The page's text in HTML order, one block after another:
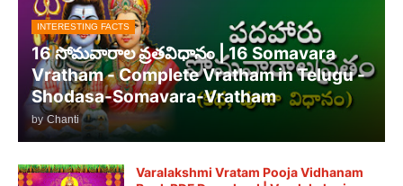
INTERESTING FACTS
16 సోమవారాల వ్రతవిధానం | 16 Somavara
Vratham - Complete Vratham in Telugu -
Shodasa-Somavara-Vratham
by Chanti
Varalakshmi Vratam Pooja Vidhanam